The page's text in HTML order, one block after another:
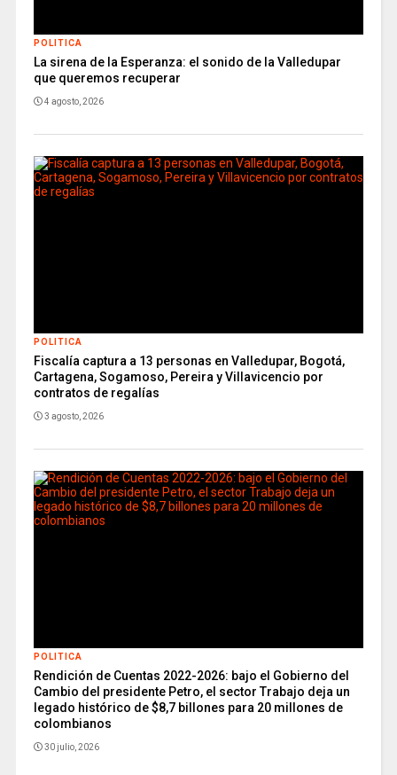
POLITICA
La sirena de la Esperanza: el sonido de la Valledupar
que queremos recuperar
4 agosto, 2026
POLITICA
Fiscalía captura a 13 personas en Valledupar, Bogotá,
Cartagena, Sogamoso, Pereira y Villavicencio por
contratos de regalías
3 agosto, 2026
POLITICA
Rendición de Cuentas 2022-2026: bajo el Gobierno del
Cambio del presidente Petro, el sector Trabajo deja un
legado histórico de $8,7 billones para 20 millones de
colombianos
30 julio, 2026